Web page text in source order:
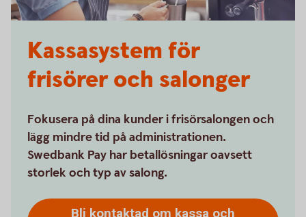
Kassasystem för
frisörer och salonger
Fokusera på dina kunder i frisörsalongen och
lägg mindre tid på administrationen.
Swedbank Pay har betallösningar oavsett
storlek och typ av salong.
Bli kontaktad om kassa och